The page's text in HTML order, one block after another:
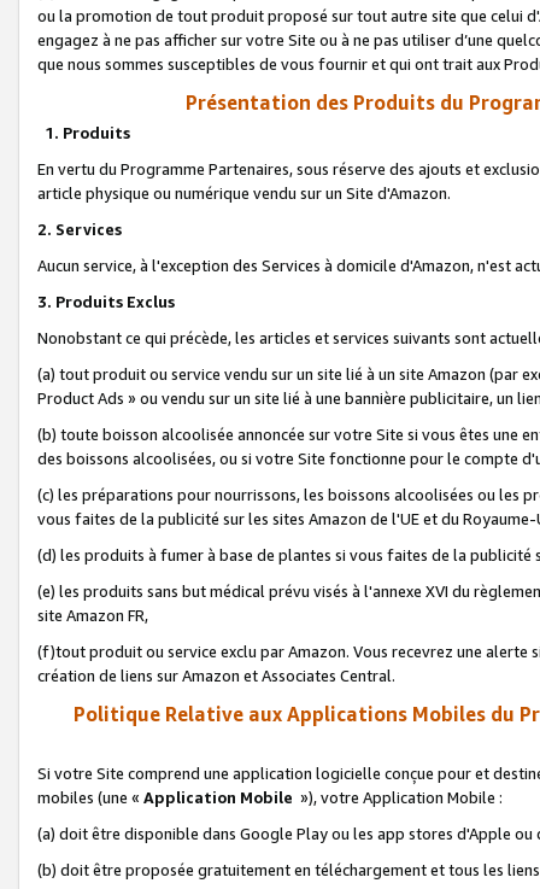
ou la promotion de tout produit proposé sur tout autre site que celui
engagez à ne pas afficher sur votre Site ou à ne pas utiliser d’une
que nous sommes susceptibles de vous fournir et qui ont trait aux
Présentation des Produits du
1. Produits
En vertu du Programme Partenaires, sous réserve des ajouts et
article physique ou numérique vendu sur un Site d'Amazon.
2. Services
Aucun service, à l'exception des Services à domicile d'Amazon, n'est
3. Produits Exclus
Nonobstant ce qui précède, les articles et services suivants sont
(a) tout produit ou service vendu sur un site lié à un site Amazon (par
Product Ads » ou vendu sur un site lié à une bannière publicitaire, un
(b) toute boisson alcoolisée annoncée sur votre Site si vous êtes une
des boissons alcoolisées, ou si votre Site fonctionne pour le compte
(c) les préparations pour nourrissons, les boissons alcoolisées ou les
vous faites de la publicité sur les sites Amazon de l'UE et du Royaume-
(d) les produits à fumer à base de plantes si vous faites de la publicité
(e) les produits sans but médical prévu visés à l'annexe XVI du
site Amazon FR,
(f)tout produit ou service exclu par Amazon. Vous recevrez une alerte
création de liens sur Amazon et Associates Central.
Politique Relative aux Applications Mobiles du
Si votre Site comprend une application logicielle conçue pour et
mobiles (une « Application Mobile »), votre Application Mobile :
(a) doit être disponible dans Google Play ou les app stores d'Apple ou
(b) doit être proposée gratuitement en téléchargement et tous les